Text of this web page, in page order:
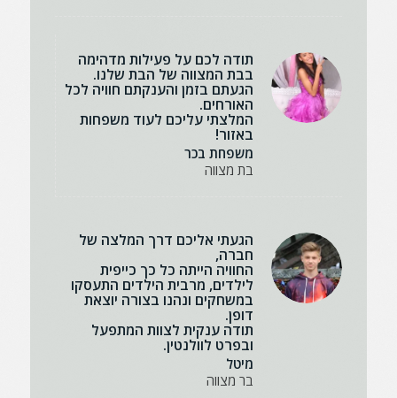
תודה לכם על פעילות מדהימה
בבת המצווה של הבת שלנו.
הגעתם בזמן והענקתם חוויה לכל
האורחים.
המלצתי עליכם לעוד משפחות
באזור!
משפחת בכר
בת מצווה
הגעתי אליכם דרך המלצה של
חברה,
החוויה הייתה כל כך כייפית
לילדים, מרבית הילדים התעסקו
במשחקים ונהנו בצורה יוצאת
דופן.
תודה ענקית לצוות המתפעל
ובפרט לוולנטין.
מיטל
בר מצווה